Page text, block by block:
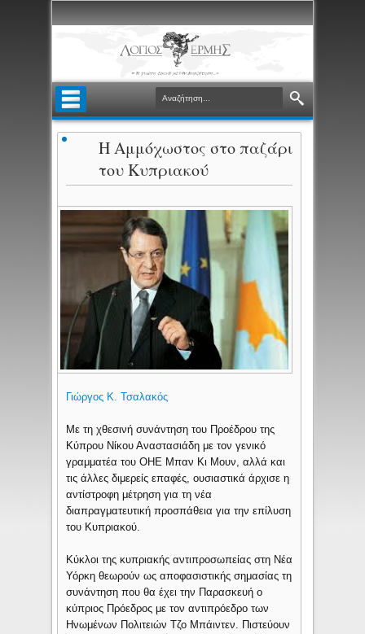
Η Αμμόχωστος στο παζάρι
του Κυπριακού
Γιώργος Κ. Τσαλακός
Με τη χθεσινή συνάντηση του Προέδρου της
Κύπρου Νίκου Αναστασιάδη με τον γενικό
γραμματέα του ΟΗΕ Μπαν Κι Μουν, αλλά και
τις άλλες διμερείς επαφές, ουσιαστικά άρχισε η
αντίστροφη μέτρηση για τη νέα
διαπραγματευτική προσπάθεια για την επίλυση
του Κυπριακού.
Κύκλοι της κυπριακής αντιπροσωπείας στη Νέα
Υόρκη θεωρούν ως αποφασιστικής σημασίας τη
συνάντηση που θα έχει την Παρασκευή ο
κύπριος Πρόεδρος με τον αντιπρόεδρο των
Ηνωμένων Πολιτειών Τζο Μπάιντεν. Πιστεύουν